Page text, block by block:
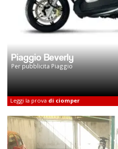
Piaggio Beverly
Per pubblicita Piaggio
Leggi la prova di ciomper